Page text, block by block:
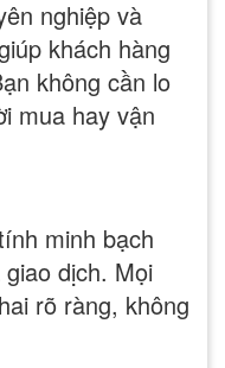
nghiệp và
khách hàng
không cần lo
mua hay vận
minh bạch
dịch. Mọi
rõ ràng, không